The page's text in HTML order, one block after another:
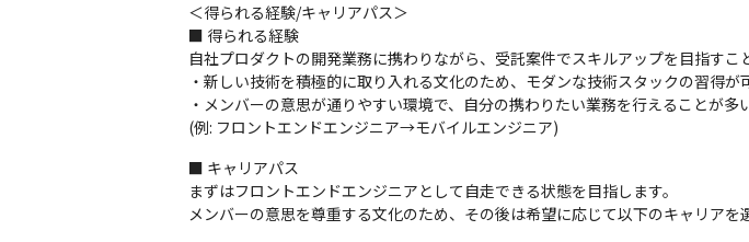
＜得られる経験/キャリアパス＞
■ 得られる経験
自社プロダクトの開発業務に携わりながら、受託案件でスキルアップを目指すこ
・新しい技術を積極的に取り入れる文化のため、モダンな技術スタックの習得が
・メンバーの意思が通りやすい環境で、自分の携わりたい業務を行えることが多
(例: フロントエンドエンジニア→モバイルエンジニア)
■ キャリアパス
まずはフロントエンドエンジニアとして自走できる状態を目指します。
メンバーの意思を尊重する文化のため、その後は希望に応じて以下のキャリアを